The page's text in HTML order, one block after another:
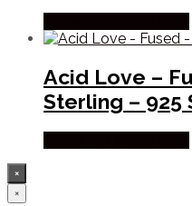
Acid Love –
Sterling – 925
×
×